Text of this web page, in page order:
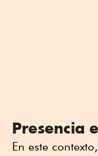
Presencia
En este